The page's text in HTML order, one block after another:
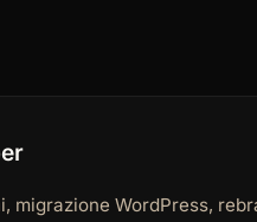
migrazione WordPress,